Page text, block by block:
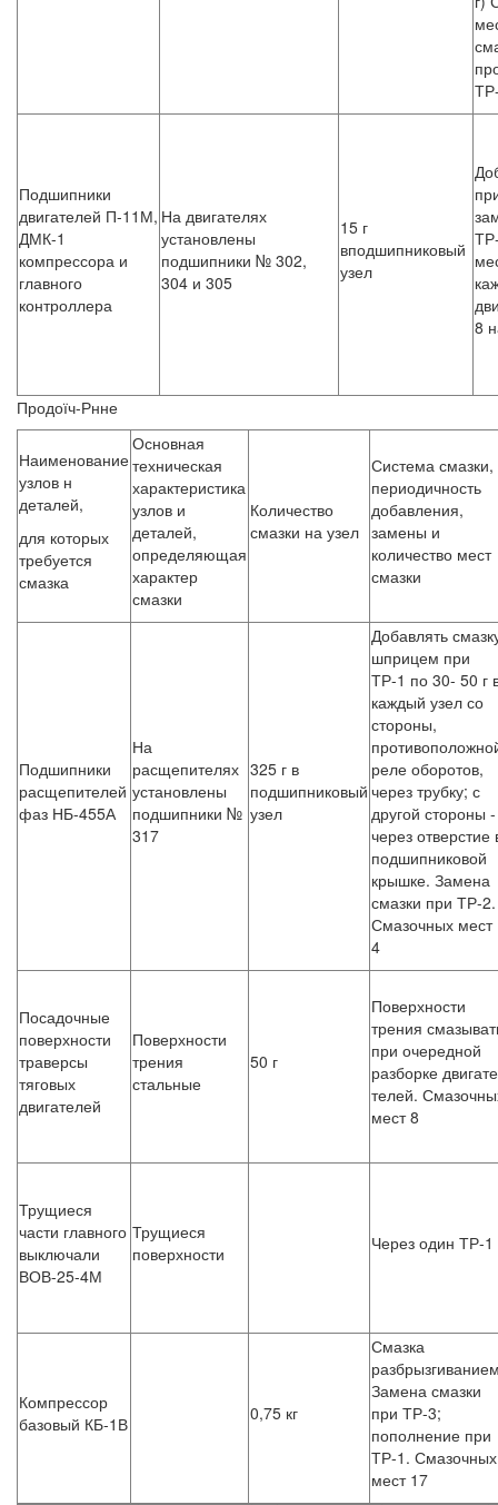
Подшипники
двигателей П-11М,
ДМК-1
компрессора и
главного
контроллера
На двигателях
установлены
подшипники № 302,
304 и 305
15 г
вподшипниковый
узел
8
Продоїч-Рнне
Наименование
узлов н
деталей,
для которых
требуется
смазка
Основная
техническая
характеристика
узлов и
деталей,
определяющая
характер
смазки
Количество
смазки на узел
Система смазки,
периодичность
добавления,
замены и
количество мест
смазки
Подшипники
расщепителей
фаз НБ-455А
На
расщепителях
установлены
подшипники №
317
325 г в
подшипниковый
узел
Добавлять
шприцем при
ТР-1 по 30- 50 г
каждый узел со
стороны,
реле оборотов,
через трубку; с
другой стороны -
через отверстие
подшипниковой
крышке. Замена
смазки при ТР-2.
Смазочных мест
4
Посадочные
поверхности
траверсы
тяговых
двигателей
Поверхности
трения
стальные
50 г
Поверхности
трения
при очередной
разборке
телей.
мест 8
Трущиеся
части главного
выключали
ВОВ-25-4М
Трущиеся
поверхности
Через один ТР-1
Компрессор
базовый КБ-1В
0,75 кг
Смазка
Замена смазки
при ТР-3;
пополнение при
ТР-1. Смазочных
мест 17